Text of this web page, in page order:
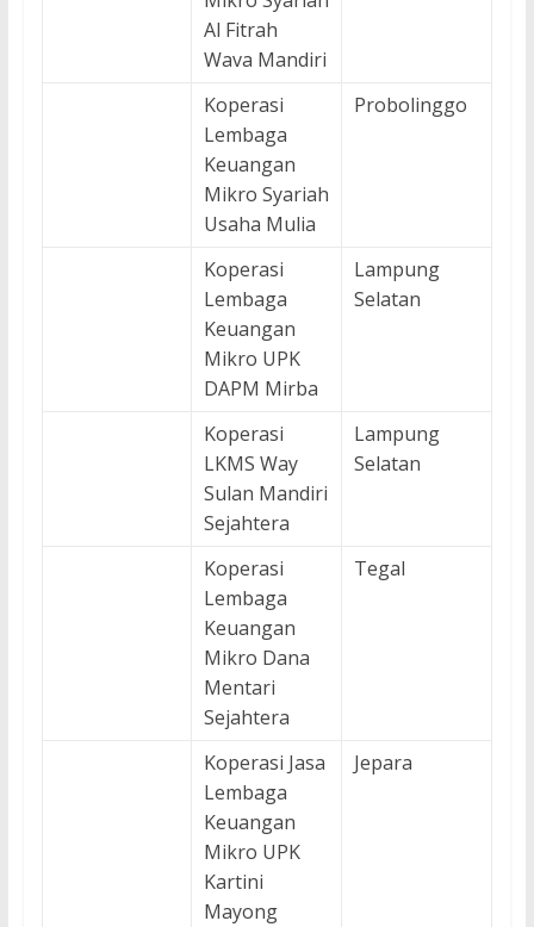
Al Fitrah
Wava Mandiri
Koperasi
Lembaga
Keuangan
Mikro Syariah
Usaha Mulia
Probolinggo
Koperasi
Lembaga
Keuangan
Mikro UPK
DAPM Mirba
Lampung
Selatan
Koperasi
LKMS Way
Sulan Mandiri
Sejahtera
Lampung
Selatan
Koperasi
Lembaga
Keuangan
Mikro Dana
Mentari
Sejahtera
Tegal
Koperasi Jasa
Lembaga
Keuangan
Mikro UPK
Kartini
Mayong
Jepara